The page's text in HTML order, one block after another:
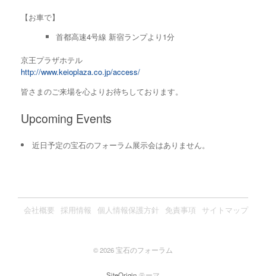
【お車で】
首都高速4号線 新宿ランプより1分
京王プラザホテル
http://www.keioplaza.co.jp/access/
皆さまのご来場を心よりお待ちしております。
Upcoming Events
近日予定の宝石のフォーラム展示会はありません。
会社概要 採用情報 個人情報保護方針 免責事項 サイトマップ
© 2026 宝石のフォーラム